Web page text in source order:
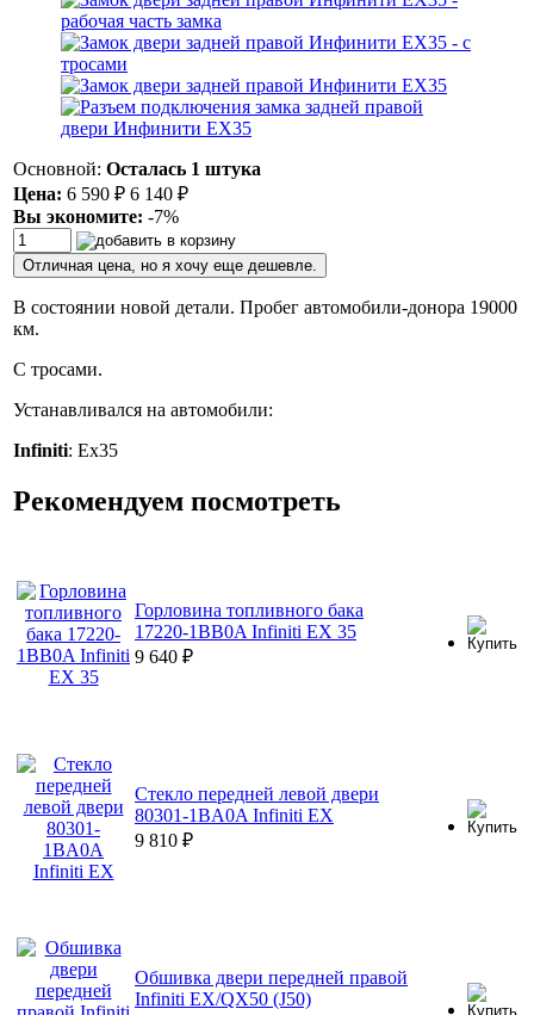
Основной: Осталась 1 штука
Цена: 6 590 ₽ 6 140 ₽
Вы экономите: -7%
Отличная цена, но я хочу еще дешевле.
В состоянии новой детали. Пробег автомобили-донора 19000
км.
С тросами.
Устанавливался на автомобили:
Infiniti: Ex35
Рекомендуем посмотреть
Горловина топливного бака
17220-1BB0A Infiniti EX 35
9 640 ₽
Стекло передней левой двери
80301-1BA0A Infiniti EX
9 810 ₽
Обшивка двери передней правой
Infiniti EX/QX50 (J50)